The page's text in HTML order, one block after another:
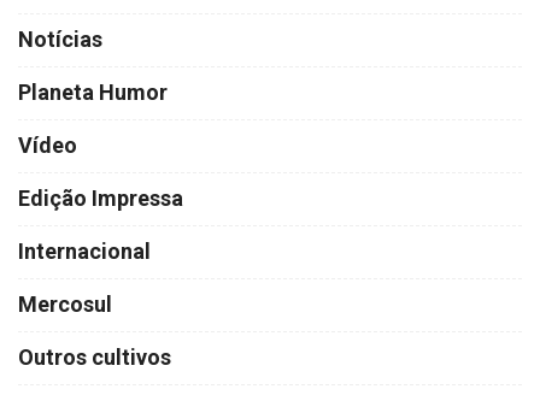
Notícias
Planeta Humor
Vídeo
Edição Impressa
Internacional
Mercosul
Outros cultivos